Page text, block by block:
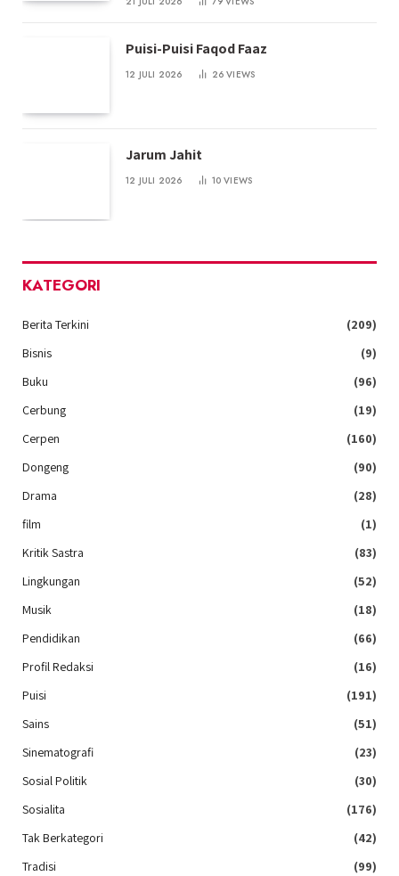
Puisi-Puisi Faqod Faaz
12 JULI 2026 26VIEWS
Jarum Jahit
12 JULI 2026 10VIEWS
KATEGORI
Berita Terkini
(209)
Bisnis
(9)
Buku
(96)
Cerbung
(19)
Cerpen
(160)
Dongeng
(90)
Drama
(28)
film
(1)
Kritik Sastra
(83)
Lingkungan
(52)
Musik
(18)
Pendidikan
(66)
Profil Redaksi
(16)
Puisi
(191)
Sains
(51)
Sinematografi
(23)
Sosial Politik
(30)
Sosialita
(176)
Tak Berkategori
(42)
Tradisi
(99)